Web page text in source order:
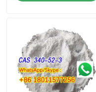
Los vídeos
Sobre nosotros